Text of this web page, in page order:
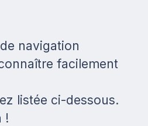
navigation
facilement
listée ci-dessous.
!